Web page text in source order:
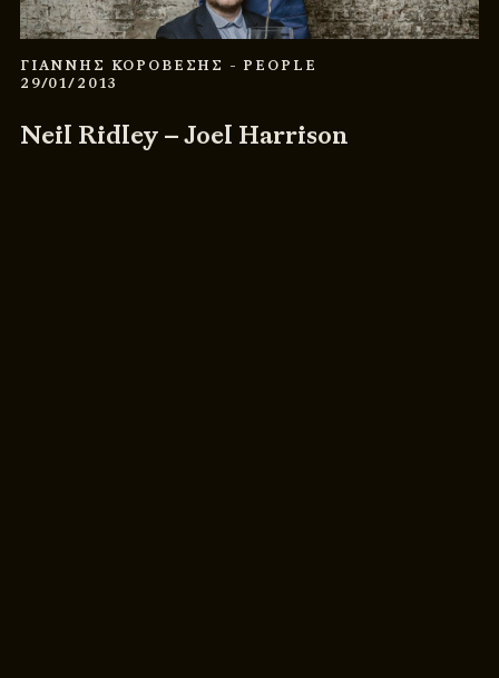
ΓΙΑΝΝΗΣ ΚΟΡΟΒΕΣΗΣ - PEOPLE
29/01/2013
Neil Ridley – Joel Harrison